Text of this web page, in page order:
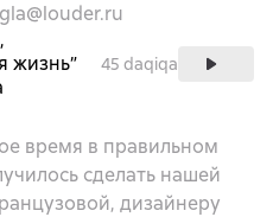
жизнь”
45 daqiqa
время в правильном
сделать нашей
дизайнеру